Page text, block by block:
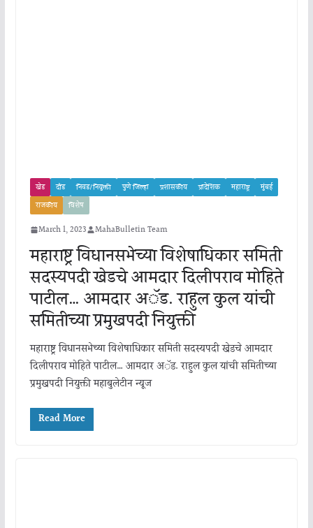
खेड दौंड निवड/नियुक्ती पुणे जिल्हा प्रशासकीय प्रादेशिक महाराष्ट्र
मुंबई
राजकीय
विशेष
March 1, 2023 MahaBulletin Team
महाराष्ट्र विधानसभेच्या विशेषाधिकार समिती
सदस्यपदी खेडचे आमदार दिलीपराव मोहिते
पाटील… आमदार अॅड. राहुल कुल यांची
समितीच्या प्रमुखपदी नियुक्ती
महाराष्ट्र विधानसभेच्या विशेषाधिकार समिती सदस्यपदी खेडचे आमदार
दिलीपराव मोहिते पाटील… आमदार अॅड. राहुल कुल यांची समितीच्या
प्रमुखपदी नियुक्ती महाबुलेटीन न्यूज
Read More